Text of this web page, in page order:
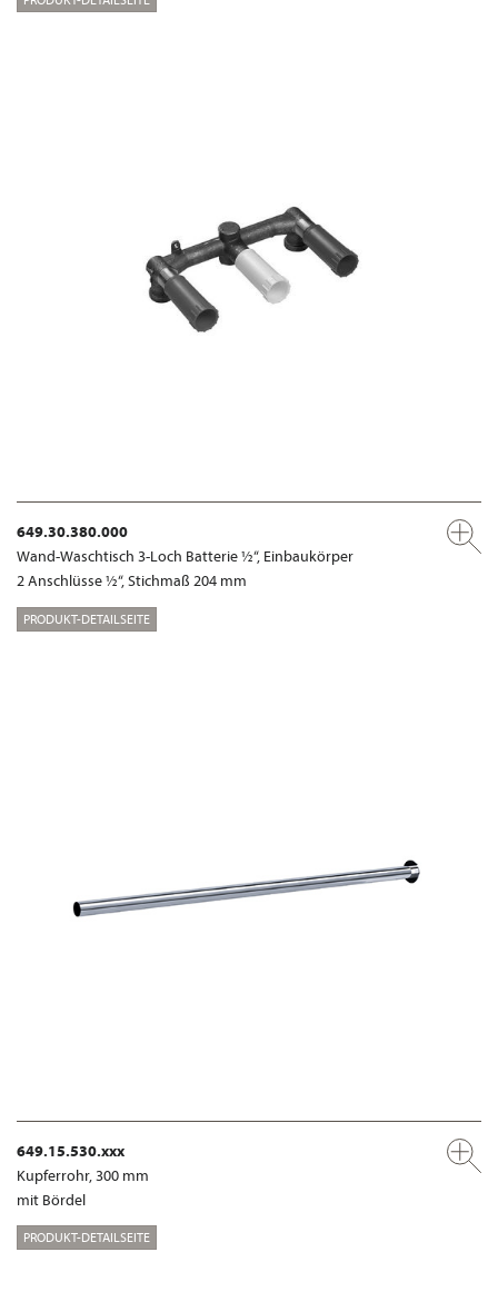
649.30.380.000
Wand-Waschtisch 3-Loch Batterie ½“, Einbaukörper
2 Anschlüsse ½“, Stichmaß 204 mm
PRODUKT-DETAILSEITE
649.15.530.xxx
Kupferrohr, 300 mm
mit Bördel
PRODUKT-DETAILSEITE